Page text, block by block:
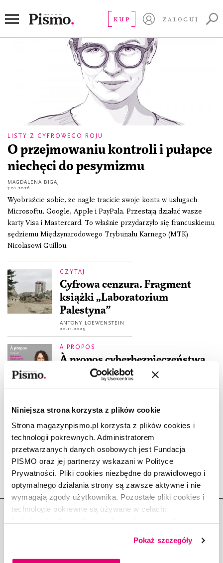
Niniejsza strona korzysta z plików cookie
Strona magazynpismo.pl korzysta z plików cookies i
technologii pokrewnych. Administratorem
przetwarzanych danych osobowych jest Fundacja
PISMO oraz jej partnerzy wskazani w Polityce
Prywatności. Pliki cookies niezbędne do prawidłowego i
optymalnego działania strony są zawsze aktywne i nie
wymagają zgody użytkownika. Pozostałe pliki cookies i
technologie pokrewne są używane w celach:
dobrowolną zgodę na pliki cookies i technologie
pokrewne, zgadzasz się na przechowywanie informacji
Pokaż szczegóły
KUP ZALOGUJ
kapitalizm nadzoru
LISTY Z CYFROWEGO ROJU
O przejmowaniu kontroli i pułapce
niechęci do pesymizmu
MAGDALENA BIGAJ
7.01.2026
Wyobraźcie sobie, że nagle tracicie swoje konta w usługach
Microsoftu, Google, Apple i PayPala. Przestają działać wasze
karty Visa i Mastercard. To właśnie przydarzyło się francuskiemu
sędziemu Międzynarodowego Trybunału Karnego (MTK)
Nicolasowi Guillou.
CZYTAJ
Cyfrowa cenzura. Fragment
książki „Laboratorium
Palestyna”
ANTONY LOEWENSTEIN
20.11.2025
À PROPOS
À propos cyberbezpieczeństwa
ZUZANNA KOWALCZYK
DZIŚ W KSIĄŻCE
kapitalizmie nadzoru?
26.01.2022
Copyright © Fundacja Pismo